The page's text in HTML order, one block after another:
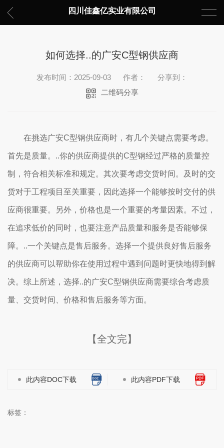
四川佳鑫亿实业有限公司
如何选择..的广安C型钢供应商
发布时间：2025-09-03 作者：
分享到：
二维码分享
在挑选广安C型钢供应商时，有几个关键点需要考虑。
首先是质量。..你的供应商提供的C型钢经过严格的质量控
制，符合相关标准和规定。其次要考虑交货时间。及时的交
货对于工程项目至关重要，因此选择一个能够按时交付的供
应商很重要。另外，价格也是一个重要的考量因素。不过，
在追求低价的同时，也要注意产品质量和服务是否能够保
障。..一个关键点是售后服务。选择一个提供良好售后服务
的供应商可以帮助你在使用过程中遇到问题时更快地得到解
决。综上所述，选择..的广安C型钢供应商需要综合考虑质
量、交货时间、价格和售后服务等方面。
【全文完】
此内容DOC下载 此内容PDF下载
标签：